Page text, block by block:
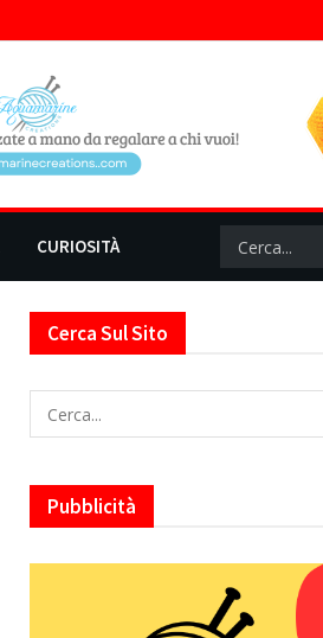
CURIOSITÀ
Cerca Sul Sito
Pubblicità